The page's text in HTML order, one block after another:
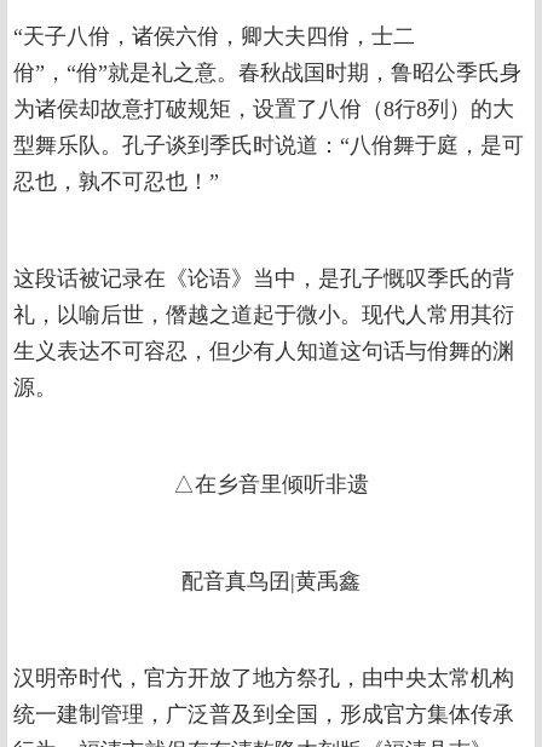
“天子八佾，诸侯六佾，卿大夫四佾，士二
佾”，“佾”就是礼之意。春秋战国时期，鲁昭公季氏身
为诸侯却故意打破规矩，设置了八佾（8行8列）的大
型舞乐队。孔子谈到季氏时说道：“八佾舞于庭，是可
忍也，孰不可忍也！”
这段话被记录在《论语》当中，是孔子慨叹季氏的背
礼，以喻后世，僭越之道起于微小。现代人常用其衍
生义表达不可容忍，但少有人知道这句话与佾舞的渊
源。
△在乡音里倾听非遗
配音真鸟囝|黄禹鑫
汉明帝时代，官方开放了地方祭孔，由中央太常机构
统一建制管理，广泛普及到全国，形成官方集体传承